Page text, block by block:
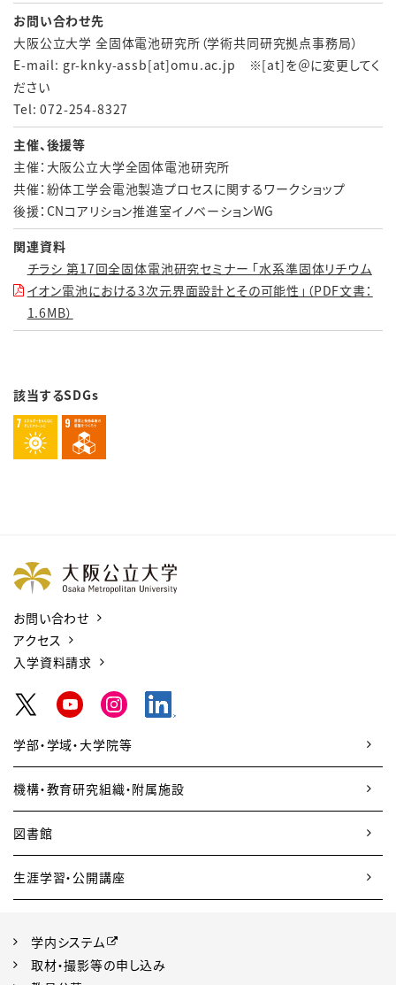
お問い合わせ先
大阪公立大学 全固体電池研究所（学術共同研究拠点事務局）
E-mail: gr-knky-assb[at]omu.ac.jp ※[at]を＠に変更してく
ださい
Tel: 072-254-8327
主催、後援等
主催：大阪公立大学全固体電池研究所
共催：紛体工学会電池製造プロセスに関するワークショップ
後援：CNコアリション推進室イノベーションWG
関連資料
チラシ 第17回全固体電池研究セミナー 「水系準固体リチウム
イオン電池における3次元界面設計とその可能性」（PDF文書：
1.6MB）
該当するSDGs
お問い合わせ
アクセス
入学資料請求
学部・学域・大学院等
機構・教育研究組織・附属施設
図書館
生涯学習・公開講座
学内システム
取材・撮影等の申し込み